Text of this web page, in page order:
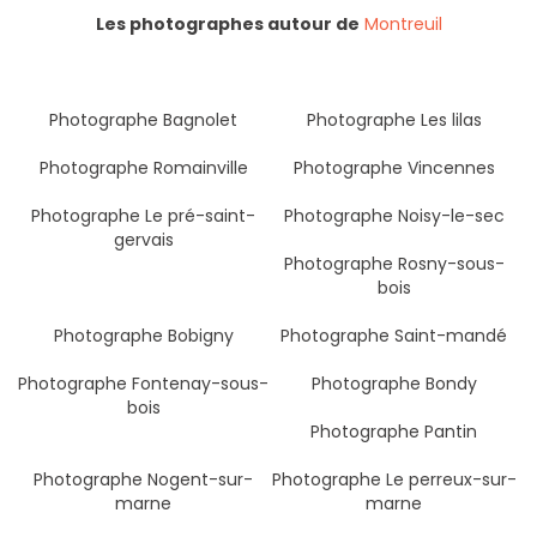
Les photographes autour de Montreuil
Photographe Bagnolet
Photographe Les lilas
Photographe Romainville
Photographe Vincennes
Photographe Le pré-saint-
gervais
Photographe Noisy-le-sec
Photographe Rosny-sous-
bois
Photographe Bobigny
Photographe Saint-mandé
Photographe Fontenay-sous-
bois
Photographe Bondy
Photographe Pantin
Photographe Nogent-sur-
marne
Photographe Le perreux-sur-
marne